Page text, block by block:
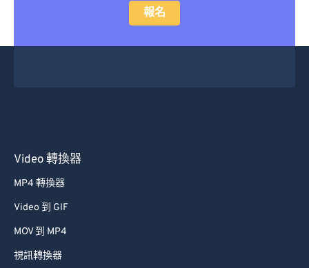
報名
Video 轉換器
MP4 轉換器
Video 到 GIF
MOV 到 MP4
視訊轉換器